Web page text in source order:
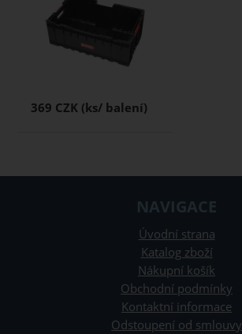
369 CZK
NAVIGACE
Úvodní strana
Katalog zboží
Nákupní košík
Obchodní podmínky
Kontaktní informace
Odstoupení od smlouvy